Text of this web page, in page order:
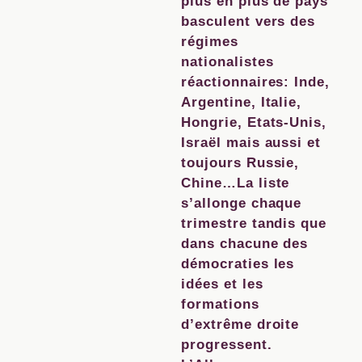
basculent vers des
régimes
nationalistes
réactionnaires: Inde,
Argentine, Italie,
Hongrie, Etats-Unis,
Israël mais aussi et
toujours Russie,
Chine…La liste
s’allonge chaque
trimestre tandis que
dans chacune des
démocraties les
idées et les
formations
d’extrême droite
progressent.